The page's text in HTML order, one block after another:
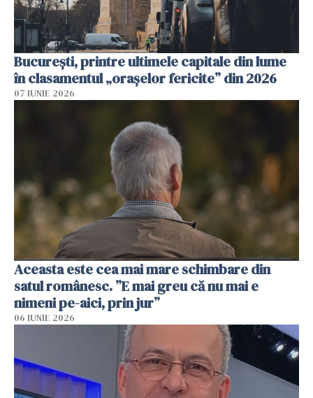
București, printre ultimele capitale din lume
în clasamentul „orașelor fericite” din 2026
07 IUNIE 2026
Aceasta este cea mai mare schimbare din
satul românesc. ”E mai greu că nu mai e
nimeni pe-aici, prin jur”
06 IUNIE 2026